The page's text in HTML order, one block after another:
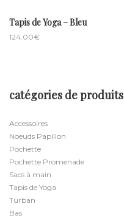
Tapis de Yoga – Bleu
124.00€
catégories de produits
Accessoires
Noeuds Papillon
Pochette
Pochette Promenade
Sacs à main
Tapis de Yoga
Turban
Bas